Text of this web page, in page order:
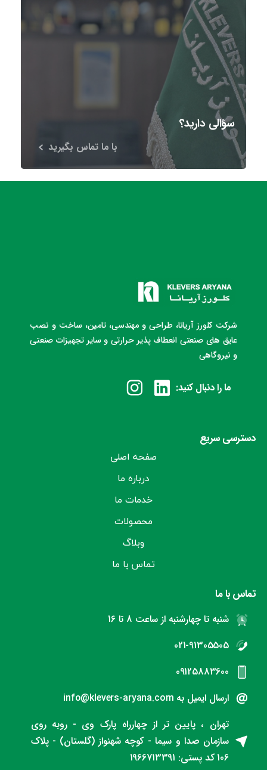
سؤالی دارید؟
با ما تماس بگیرید
شرکت کلورز آریانا، طراحی و مهندسی، تامین، ساخت و نصب
عایق های صنعتی انعطاف پذیر حرارتی و سایر تجهیزات صنعتی
و نیروگاهی
ما را دنبال کنید:
دسترسی سریع
صفحه اصلی
درباره ما
خدمات ما
محصولات
وبلاگ
تماس با ما
تماس با ما
شنبه تا چهارشنبه از ساعت 8 تا 16
021-91305505
09125883600
ارسال ایمیل به info@klevers-aryana.com
تهران ، پایین تر از چهارراه پارک وی - روبه روی
سازمان صدا و سیما - کوچه شهنواز (گلستان) - پلاک
106 کد پستی: 1966713391